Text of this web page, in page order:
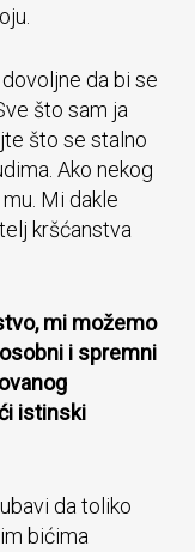
da bi se
što sam ja
što se stalno
Ako nekog
Mi dakle
kršćanstva
mi možemo
i spremni
istinski
da toliko
bićima